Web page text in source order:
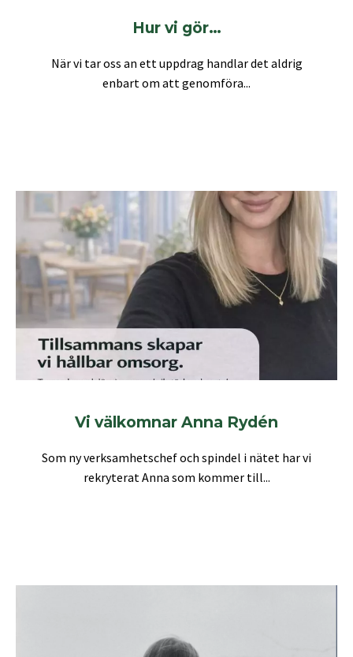
Hur vi gör…
När vi tar oss an ett uppdrag handlar det aldrig
enbart om att genomföra...
Vi välkomnar Anna Rydén
Som ny verksamhetschef och spindel i nätet har vi
rekryterat Anna som kommer till...